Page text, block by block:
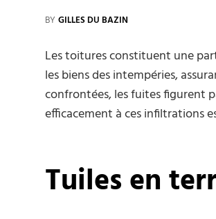
BY GILLES DU BAZIN
Les toitures constituent une
les biens des intempéries,
confrontées, les fuites figurent
efficacement à ces infiltrations
Tuiles en